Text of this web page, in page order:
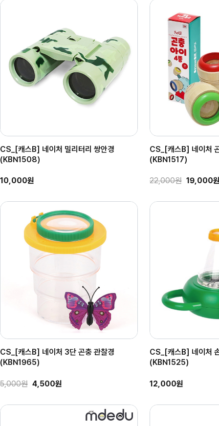
CS_[캐스B] 네이처 밀리터리 쌍안경
(KBN1508)
10,000원
CS_[캐스B] 네이처
(KBN1517)
22,000원 19,000
CS_[캐스B] 네이처 3단 곤충 관찰경
(KBN1965)
5,000원 4,500원
CS_[캐스B] 네이처
(KBN1525)
12,000원